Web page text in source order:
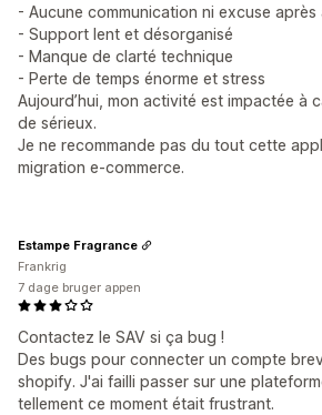
- Aucune communication ni excuse après
- Support lent et désorganisé
- Manque de clarté technique
- Perte de temps énorme et stress
Aujourd’hui, mon activité est impactée à
de sérieux.
Je ne recommande pas du tout cette
migration e-commerce.
Contactez le SAV si ça bug !
Des bugs pour connecter un compte
shopify. J'ai failli passer sur une
tellement ce moment était frustrant.
Estampe Fragrance
Frankrig
7 dage bruger appen